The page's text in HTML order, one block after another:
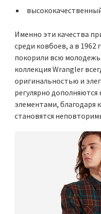
Именно эти качества
среди ковбоев, а в 1962
покорили всю
коллекция Wrangler
оригинальностью и
регулярно
элементами, благодаря
становятся